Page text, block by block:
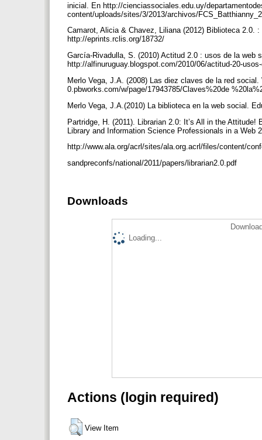
inicial. En http://cienciassociales.edu.uy/
content/uploads/sites/3/2013/archivos/
Camarot, Alicia & Chavez, Liliana (2012) Biblioteca 2.0.
http://eprints.rclis.org/18732/
García-Rivadulla, S. (2010) Actitud 2.0 : usos de la web
http://alfinuruguay.blogspot.com/2010/06/actitud-20-
Merlo Vega, J.A. (2008) Las diez claves de la red
0.pbworks.com/w/page/17943785/Claves%20de
Merlo Vega, J.A.(2010) La biblioteca en la web social.
Partridge, H. (2011). Librarian 2.0: It’s All in the
Library and Information Science Professionals in a Web
http://www.ala.org/acrl/sites/ala.org.acrl/files/content/
sandpreconfs/national/2011/papers/librarian2.0.pdf
Downloads
Loading...
Actions (login required)
View Item